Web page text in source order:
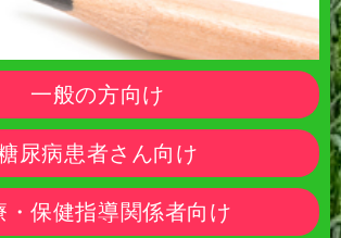
一般の方向け
尿病患者さん向け
・保健指導関係者向け